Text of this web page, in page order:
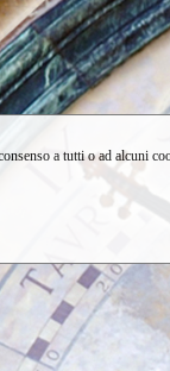
a tutti o ad alcuni